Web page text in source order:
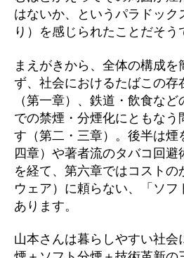
はないか、というパラドック
り）を感じられたことだそう
まえがきから、全体の構成を
ず、社会におけるたばこの存
（第一章）、鉄道・飲食な
での禁煙・分煙化にともなう
す（第二・三章）。後半は煙
四章）や著者流のタバコ回避
を経て、第六章ではコストの
ウェア）に頼らない、「ソフ
あります。
山本さんは暮らしやすい社会